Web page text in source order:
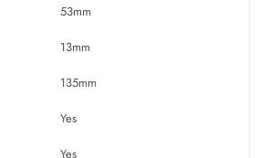
53mm
13mm
135mm
Yes
Yes